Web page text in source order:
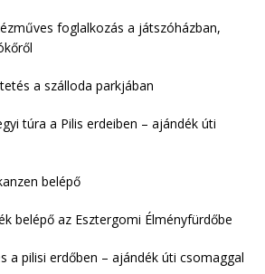
foglalkozás a játszóházban,
a szálloda parkjában
túra a Pilis erdeiben – ajándék úti
belépő
belépő az Esztergomi Élményfürdőbe
a pilisi erdőben – ajándék úti csomaggal